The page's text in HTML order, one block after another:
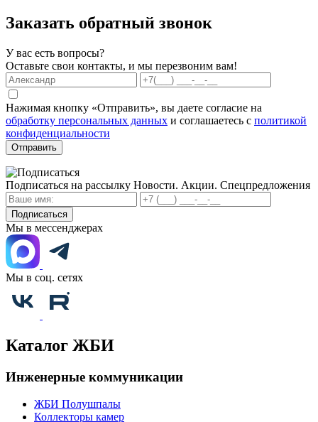
Заказать обратный звонок
У вас есть вопросы?
Оставьте свои контакты, и мы перезвоним вам!
Нажимая кнопку «Отправить», вы даете согласие на
обработку персональных данных и соглашаетесь с политикой
конфиденциальности
Отправить
Подписаться на рассылку Новости. Акции. Спецпредложения
Подписаться
Мы в мессенджерах
Мы в соц. сетях
Каталог ЖБИ
Инженерные коммуникации
ЖБИ Полушпалы
Коллекторы камер